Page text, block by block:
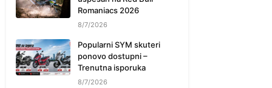
Romaniacs 2026
8/7/2026
Popularni SYM skuteri
ponovo dostupni –
Trenutna isporuka
8/7/2026